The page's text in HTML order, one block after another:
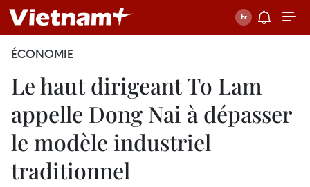
ÉCONOMIE
Le haut dirigeant To Lam
appelle Dong Nai à dépasser
le modèle industriel
traditionnel